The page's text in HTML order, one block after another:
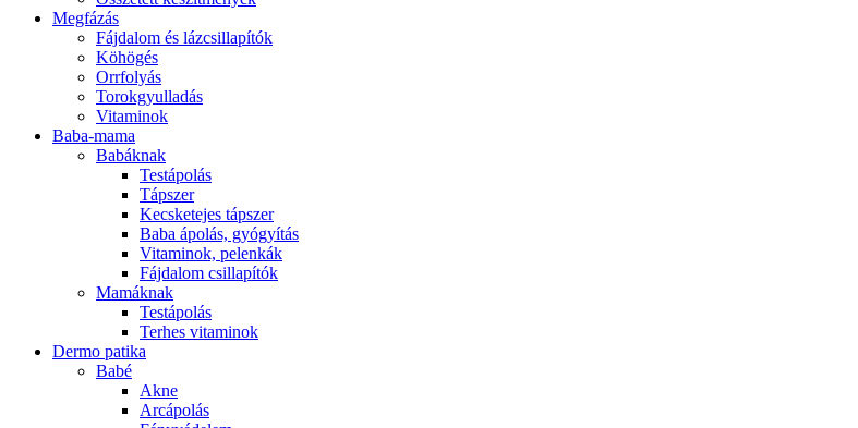
Megfázás
Fájdalom és lázcsillapítók
Köhögés
Orrfolyás
Torokgyulladás
Vitaminok
Baba-mama
Babáknak
Testápolás
Tápszer
Kecsketejes tápszer
Baba ápolás, gyógyítás
Vitaminok, pelenkák
Fájdalom csillapítók
Mamáknak
Testápolás
Terhes vitaminok
Dermo patika
Babé
Akne
Arcápolás